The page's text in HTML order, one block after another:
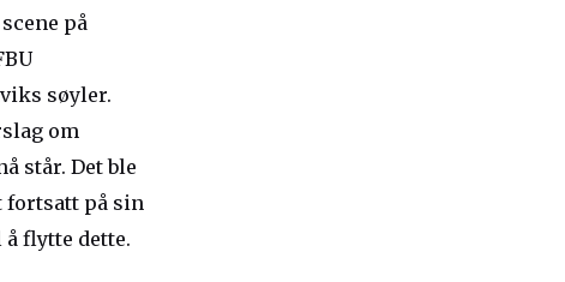
på
søyler.
om
står. Det ble
fortsatt på sin
flytte dette.